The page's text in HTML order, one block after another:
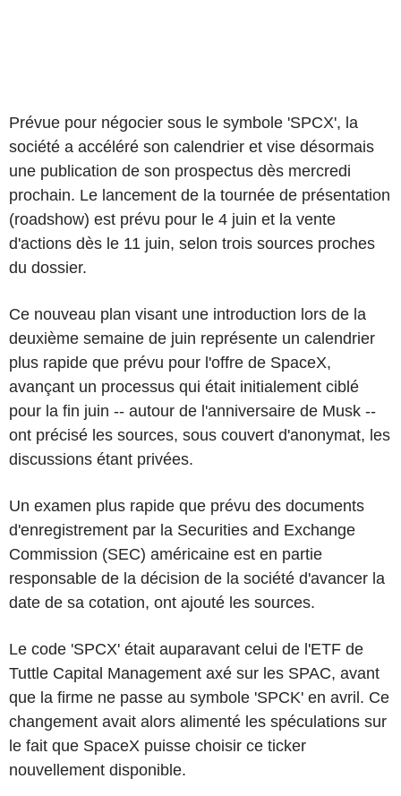
Prévue pour négocier sous le symbole 'SPCX', la
société a accéléré son calendrier et vise désormais
une publication de son prospectus dès mercredi
prochain. Le lancement de la tournée de présentation
(roadshow) est prévu pour le 4 juin et la vente
d'actions dès le 11 juin, selon trois sources proches
du dossier.
Ce nouveau plan visant une introduction lors de la
deuxième semaine de juin représente un calendrier
plus rapide que prévu pour l'offre de SpaceX,
avançant un processus qui était initialement ciblé
pour la fin juin -- autour de l'anniversaire de Musk --
ont précisé les sources, sous couvert d'anonymat, les
discussions étant privées.
Un examen plus rapide que prévu des documents
d'enregistrement par la Securities and Exchange
Commission (SEC) américaine est en partie
responsable de la décision de la société d'avancer la
date de sa cotation, ont ajouté les sources.
Le code 'SPCX' était auparavant celui de l'ETF de
Tuttle Capital Management axé sur les SPAC, avant
que la firme ne passe au symbole 'SPCK' en avril. Ce
changement avait alors alimenté les spéculations sur
le fait que SpaceX puisse choisir ce ticker
nouvellement disponible.